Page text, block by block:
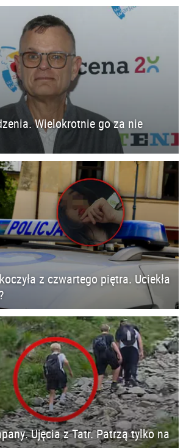
Wielokrotnie go za nie
z czwartego piętra. Uciekła
Ujęcia z Tatr. Patrzą tylko na